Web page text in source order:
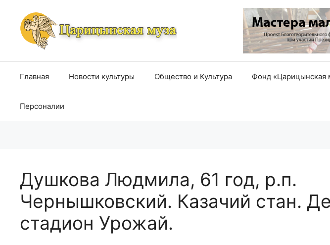
содержимому
Главная Новости культуры Общество и Культура Фонд «Царицынская
Персоналии
Душкова Людмила, 61 год, р.п.
Чернышковский. Казачий стан.
стадион Урожай.